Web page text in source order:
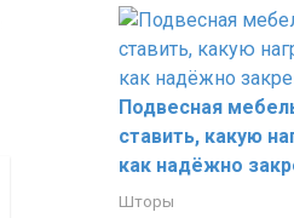
Подвесная
ставить, какую
как надёжно
Шторы